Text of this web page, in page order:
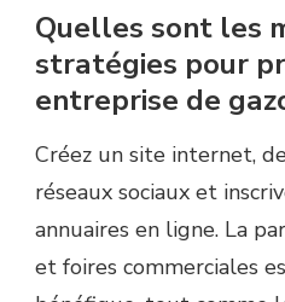
Quelles sont les
stratégies pour
entreprise de
Créez un site internet,
réseaux sociaux et
annuaires en ligne. La
et foires commerciales